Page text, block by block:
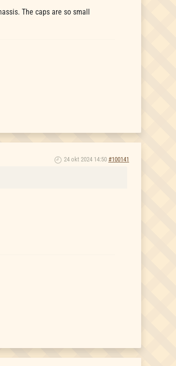
The caps are so small
24 okt 2024 14:50 #100141